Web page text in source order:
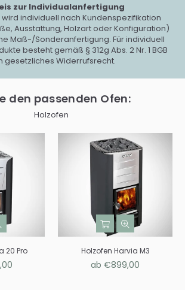
zur Individualanfertigung
wird individuell nach Kundenspezifikation
Ausstattung, Holzart oder Konfiguration)
Maß-/Sonderanfertigung. Für individuell
besteht gemäß § 312g Abs. 2 Nr. 1 BGB
gesetzliches Widerrufsrecht.
den passenden Ofen:
Holzofen
20 Pro Holzofen Harvia M3
ab €899,00